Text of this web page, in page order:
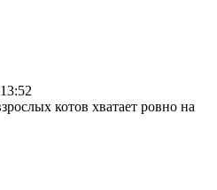
котов хватает ровно на